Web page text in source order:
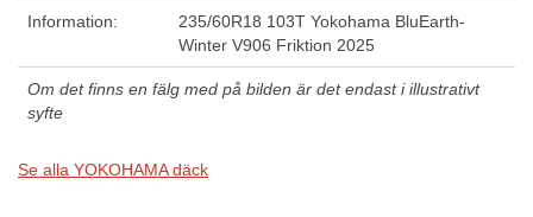
Information:
235/60R18 103T Yokohama BluEarth-
Winter V906 Friktion 2025
Om det finns en fälg med på bilden är det endast i illustrativt
syfte
Se alla YOKOHAMA däck